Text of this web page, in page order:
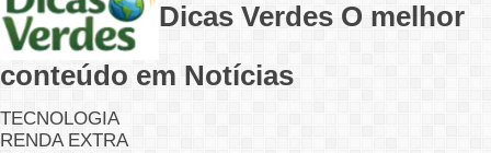
Dicas Verdes O melhor
conteúdo em Notícias
TECNOLOGIA
RENDA EXTRA